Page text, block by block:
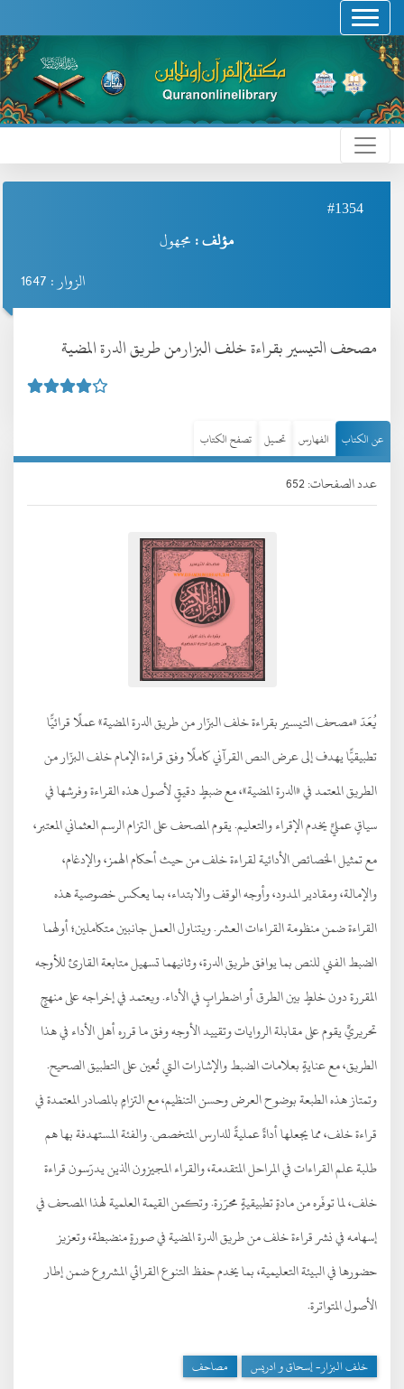
#1354
مؤلف : مجهول
الزوار : 1647
مصحف التيسير بقراءة خلف البزارمن طريق الدرة المضية
عن الكتاب الفهارس تحميل تصفح الكتاب
عدد الصفحات: 652
يُعَدّ «مصحف التيسير بقراءة خلف البزّار من طريق الدرة المضية» عملًا قرائيًّا
تطبيقيًّا يهدف إلى عرض النص القرآني كاملًا وفق قراءة الإمام خلف البزّار من
الطريق المعتمد في «الدرة المضية»، مع ضبطٍ دقيقٍ لأصول هذه القراءة وفرشها في
سياقٍ عمليٍّ يخدم الإقراء والتعليم. يقوم المصحف على التزام الرسم العثماني المعتبر،
مع تمثيل الخصائص الأدائية لقراءة خلف من حيث أحكام الهمز، والإدغام،
والإمالة، ومقادير المدود، وأوجه الوقف والابتداء، بما يعكس خصوصية هذه
القراءة ضمن منظومة القراءات العشر. ويتناول العمل جانبين متكاملين؛ أولهما
الضبط الفني للنص بما يوافق طريق الدرة، وثانيهما تسهيل متابعة القارئ للأوجه
المقررة دون خلطٍ بين الطرق أو اضطرابٍ في الأداء. ويعتمد في إخراجه على منهجٍ
تحريريٍّ يقوم على مقابلة الروايات وتقييد الأوجه وفق ما قرره أهل الأداء في هذا
الطريق، مع عنايةٍ بعلامات الضبط والإشارات التي تُعين على التطبيق الصحيح.
وتمتاز هذه الطبعة بوضوح العرض وحسن التنظيم، مع التزامٍ بالمصادر المعتمدة في
قراءة خلف، مما يجعلها أداةً عمليةً للدارس المتخصص. والفئة المستهدفة بها هم
طلبة علم القراءات في المراحل المتقدمة، والقراء المجيزون الذين يدرّسون قراءة
خلف، لما توفّره من مادةٍ تطبيقيةٍ محرّرة. وتكمن القيمة العلمية لهذا المصحف في
إسهامه في نشر قراءة خلف من طريق الدرة المضية في صورةٍ منضبطة، وتعزيز
حضورها في البيئة التعليمية، بما يخدم حفظ التنوع القرائي المشروع ضمن إطار
الأصول المتواترة.
خلف البزار- إسحاق و ادريس مصاحف